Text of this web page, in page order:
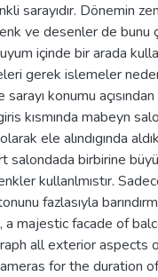
sarayıdır. Dönemin
ve desenler de bunu
içinde bir arada
gerek islemeler
konumu açısından
kısmında mabeyn
ele alındıgında
salondada birbirine
kullanlmıstır.
fazlasıyla
majestic facade of
all exterior aspects
for the duration